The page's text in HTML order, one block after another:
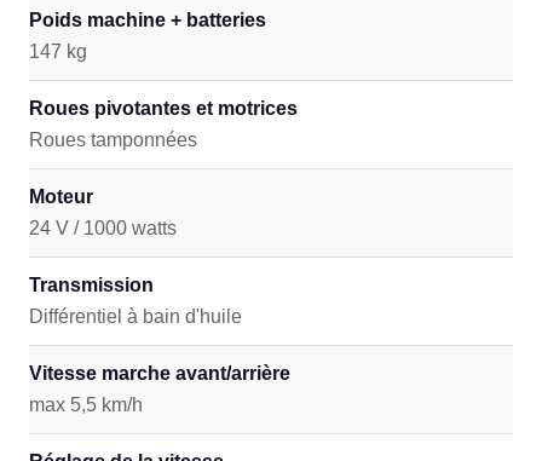
Poids machine + batteries
147 kg
Roues pivotantes et motrices
Roues tamponnées
Moteur
24 V / 1000 watts
Transmission
Différentiel à bain d'huile
Vitesse marche avant/arrière
max 5,5 km/h